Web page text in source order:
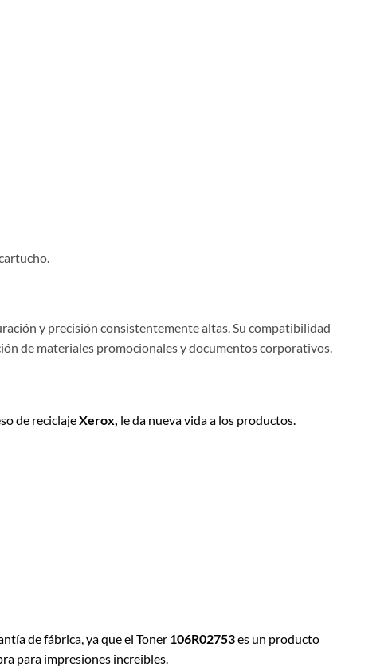
y precisión consistentemente altas. Su compatibilidad
de materiales promocionales y documentos corporativos.
de reciclajeXerox, le da nueva vida a los productos.
de fábrica, ya que el Toner 106R02753es un producto
para impresiones increibles.